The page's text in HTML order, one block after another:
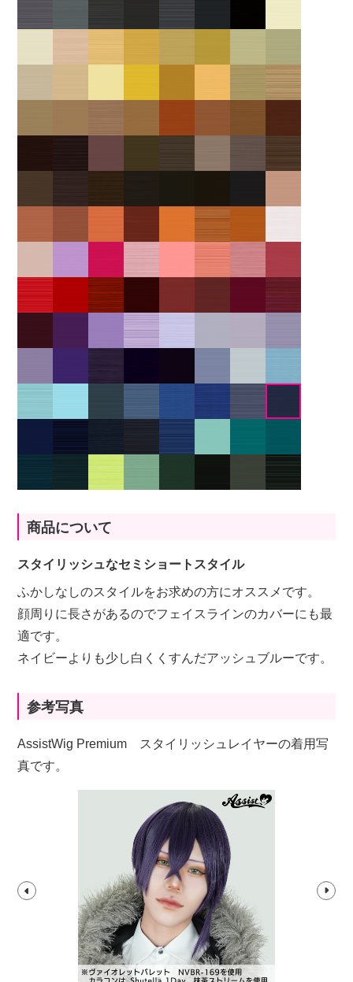
商品について
スタイリッシュなセミショートスタイル
ふかしなしのスタイルをお求めの方にオススメです。
顔周りに長さがあるのでフェイスラインのカバーにも最
適です。
ネイビーよりも少し白くくすんだアッシュブルーです。
参考写真
AssistWig Premium スタイリッシュレイヤーの着用写
真です。